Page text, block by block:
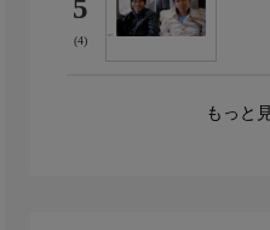
5
(4)
もっと